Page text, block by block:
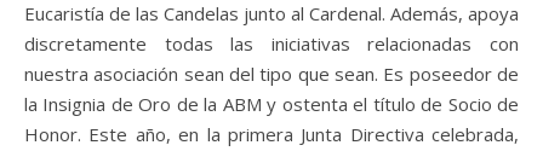
Eucaristía de las Candelas junto al Cardenal. Además, apoya
discretamente todas las iniciativas relacionadas con
nuestra asociación sean del tipo que sean. Es poseedor de
la Insignia de Oro de la ABM y ostenta el título de Socio de
Honor. Este año, en la primera Junta Directiva celebrada,